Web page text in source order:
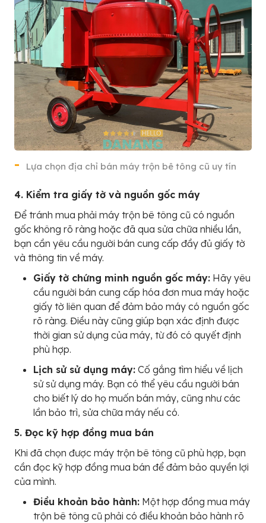
Lựa chọn địa chỉ bán máy trộn bê tông cũ uy tín
4. Kiểm tra giấy tờ và nguồn gốc máy
Để tránh mua phải máy trộn bê tông cũ có nguồn
gốc không rõ ràng hoặc đã qua sửa chữa nhiều lần,
bạn cần yêu cầu người bán cung cấp đầy đủ giấy tờ
và thông tin về máy.
Giấy tờ chứng minh nguồn gốc máy: Hãy yêu
cầu người bán cung cấp hóa đơn mua máy hoặc
giấy tờ liên quan để đảm bảo máy có nguồn gốc
rõ ràng. Điều này cũng giúp bạn xác định được
thời gian sử dụng của máy, từ đó có quyết định
phù hợp.
Lịch sử sử dụng máy: Cố gắng tìm hiểu về lịch
sử sử dụng máy. Bạn có thể yêu cầu người bán
cho biết lý do họ muốn bán máy, cũng như các
lần bảo trì, sửa chữa máy nếu có.
5. Đọc kỹ hợp đồng mua bán
Khi đã chọn được máy trộn bê tông cũ phù hợp, bạn
cần đọc kỹ hợp đồng mua bán để đảm bảo quyền lợi
của mình.
Điều khoản bảo hành: Một hợp đồng mua máy
trộn bê tông cũ phải có điều khoản bảo hành rõ